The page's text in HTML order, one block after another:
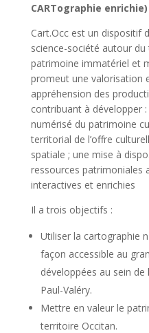
CARTographie enrichie)
Cart.Occ est un dispositif
science-société autour
patrimoine immatériel et
promeut une valorisation
appréhension des
contribuant à développer
numérisé du patrimoine
territorial de l’offre
spatiale ; une mise à
ressources patrimoniales
interactives et enrichies
Il a trois objectifs :
Utiliser la cartographie
façon accessible au
développées au sein de
Paul-Valéry.
Mettre en valeur le
territoire Occitan.